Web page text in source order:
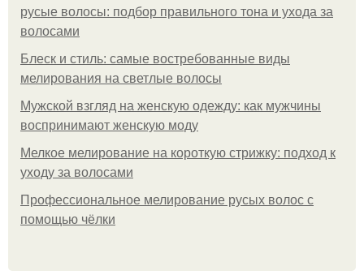
русые волосы: подбор правильного тона и ухода за
волосами
Блеск и стиль: самые востребованные виды
мелирования на светлые волосы
Мужской взгляд на женскую одежду: как мужчины
воспринимают женскую моду
Мелкое мелирование на короткую стрижку: подход к
уходу за волосами
Профессиональное мелирование русых волос с
помощью чёлки